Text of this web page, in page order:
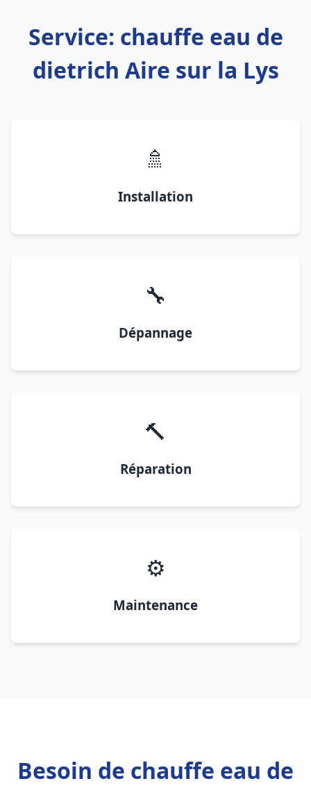
Service: chauffe eau de
dietrich Aire sur la Lys
🚿
Installation
🔧
Dépannage
🔨
Réparation
⚙️
Maintenance
Besoin de chauffe eau de